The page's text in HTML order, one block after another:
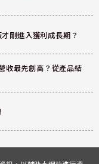
剛進入獲利成長期？
收最先創高？從產品結